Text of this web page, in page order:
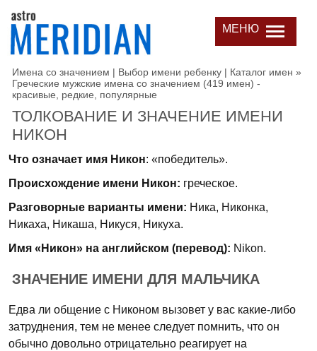
МЕНЮ
Имена со значением | Выбор имени ребенку | Каталог имен »
Греческие мужские имена со значением (419 имен) -
красивые, редкие, популярные
ТОЛКОВАНИЕ И ЗНАЧЕНИЕ ИМЕНИ
НИКОН
Что означает имя Никон: «победитель».
Происхождение имени Никон: греческое.
Разговорные варианты имени: Ника, Никонка,
Никаха, Никаша, Никуся, Никуха.
Имя «Никон» на английском (перевод): Nikon.
ЗНАЧЕНИЕ ИМЕНИ ДЛЯ МАЛЬЧИКА
Едва ли общение с Никоном вызовет у вас какие-либо
затруднения, тем не менее следует помнить, что он
обычно довольно отрицательно реагирует на